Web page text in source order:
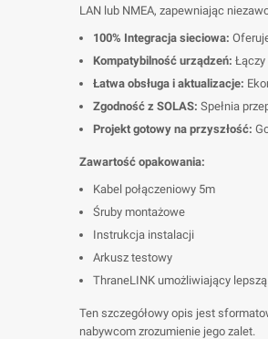
LAN lub NMEA, zapewniając
100% Integracja sieciowa:
Kompatybilność urządzeń: Łączy
Łatwa obsługa i aktualizacje:
Zgodność z SOLAS: Spełnia
Projekt gotowy na przyszłość:
Zawartość opakowania:
Kabel połączeniowy 5m
Śruby montażowe
Instrukcja instalacji
Arkusz testowy
ThraneLINK umożliwiający
Ten szczegółowy opis jest
nabywcom zrozumienie jego zalet.